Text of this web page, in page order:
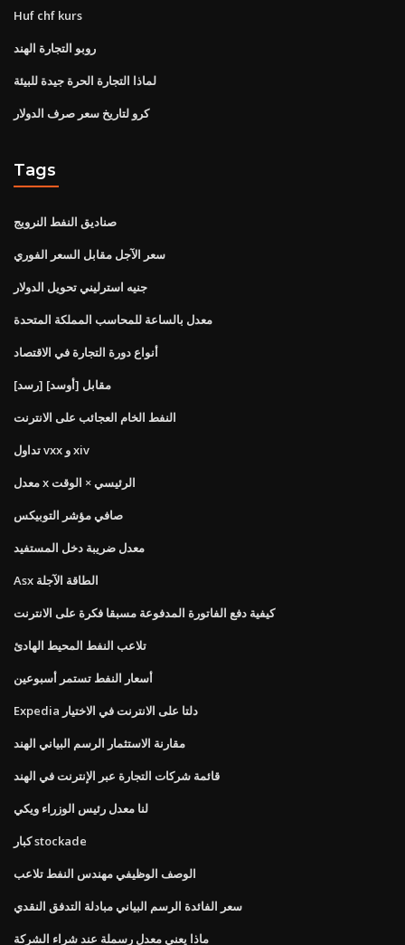
Huf chf kurs
روبو التجارة الهند
لماذا التجارة الحرة جيدة للبيئة
كرو لتاريخ سعر صرف الدولار
Tags
صناديق النفط النرويج
سعر الآجل مقابل السعر الفوري
جنيه استرليني تحويل الدولار
معدل بالساعة للمحاسب المملكة المتحدة
أنواع دورة التجارة في الاقتصاد
[رسد] مقابل [أوسد]
النفط الخام العجائب على الانترنت
تداول vxx و xiv
معدل x الرئيسي × الوقت
صافي مؤشر التوبيكس
معدل ضريبة دخل المستفيد
Asx الطاقة الآجلة
كيفية دفع الفاتورة المدفوعة مسبقا فكرة على الانترنت
تلاعب النفط المحيط الهادئ
أسعار النفط تستمر أسبوعين
Expedia دلتا على الانترنت في الاختيار
مقارنة الاستثمار الرسم البياني الهند
قائمة شركات التجارة عبر الإنترنت في الهند
لنا معدل رئيس الوزراء ويكي
كبار stockade
الوصف الوظيفي مهندس النفط تلاعب
سعر الفائدة الرسم البياني مبادلة التدفق النقدي
ماذا يعني معدل رسملة عند شراء الشركة